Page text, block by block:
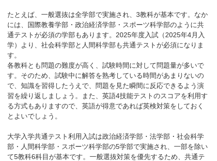
たとえば、一般選抜は全学部で実施され、3教科が基本です。なか
には、国際教養学部・政治経済学部・スポーツ科学部のように共
通テストが必須の学部もあります。2025年度入試（2025年4月入
学）より、社会科学部と人間科学部も共通テストが必須になりま
す。
各教科とも問題の難度が高く、試験時間に対して問題量が多いで
す。そのため、試験中に解答を熟考している時間があまりないの
で、知識を習得したうえで、問題を見た瞬間に反応できるよう演
習を繰り返しましょう。また、英語4技能テストのスコアを利用す
る方式もありますので、英語が得意であれば英検対策をしておく
とよいでしょう。
大学入学共通テスト利用入試は政治経済学部・法学部・社会科学
部・人間科学部・スポーツ科学部の5学部で実施され、一部を除い
て5教科6科目が基本です。一般選抜対策を優先するため、共通テ